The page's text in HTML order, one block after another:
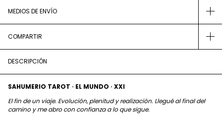
MEDIOS DE ENVÍO
COMPARTIR
DESCRIPCIÓN
SAHUMERIO TAROT · EL MUNDO · XXI
El fin de un viaje. Evolución, plenitud y realización. Llegué al final del
camino y me abro con confianza a lo que sigue.